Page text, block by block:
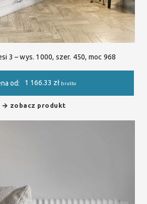
3 – wys. 1000, szer. 450, moc 968
od: 1 166.33 zł brutto
zobacz produkt